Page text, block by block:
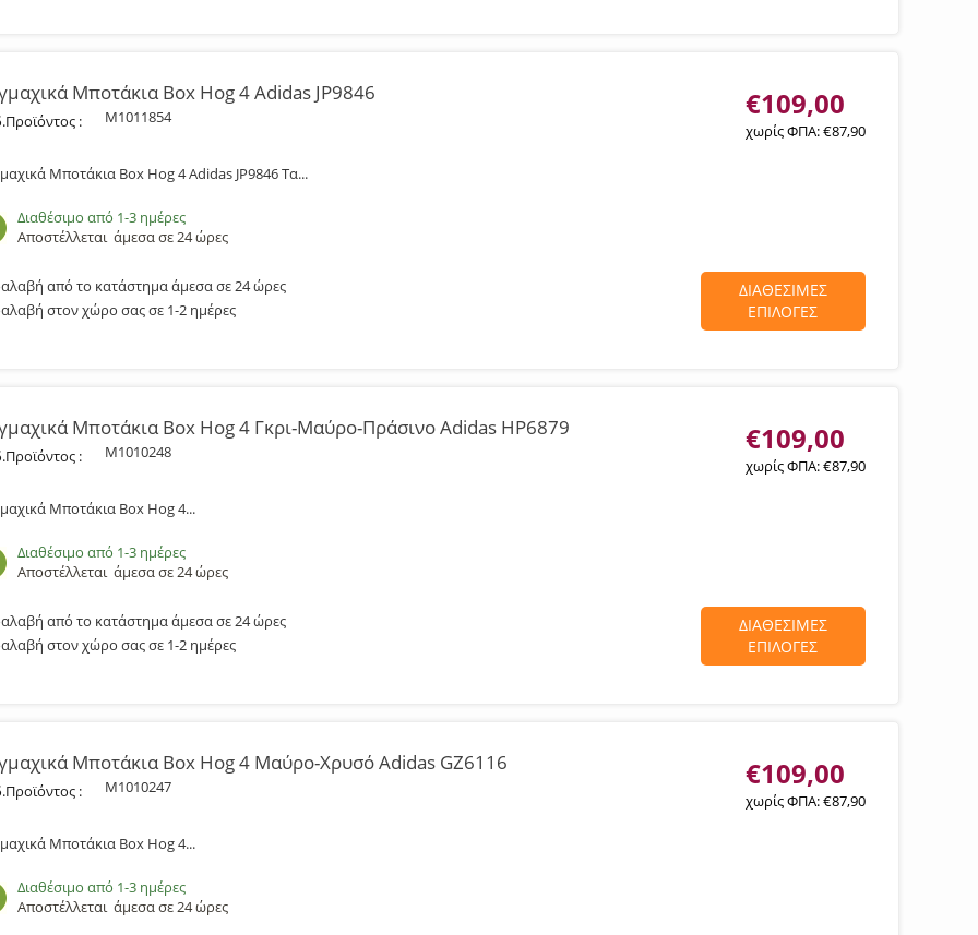
Μποτάκια Box Hog 4 Adidas JP9846
: M1011854 €109,00
χωρίς ΦΠΑ:€87,90
Μποτάκια Box Hog 4 Adidas JP9846 Τα...
Διαθέσιμο από 1-3 ημέρες
Αποστέλλεταιάμεσα σε 24 ώρες
από το κατάστημα άμεσα σε 24 ώρες
στον χώρο σας σε 1-2 ημέρες
ΔΙΑΘΕΣΙΜΕΣ
ΕΠΙΛΟΓΕΣ
Μποτάκια Box Hog 4 Γκρι-Μαύρο-Πράσινο Adidas HP6879
: M1010248 €109,00
χωρίς ΦΠΑ:€87,90
Μποτάκια Box Hog 4...
Διαθέσιμο από 1-3 ημέρες
Αποστέλλεταιάμεσα σε 24 ώρες
από το κατάστημα άμεσα σε 24 ώρες
στον χώρο σας σε 1-2 ημέρες
ΔΙΑΘΕΣΙΜΕΣ
ΕΠΙΛΟΓΕΣ
Μποτάκια Box Hog 4 Μαύρο-Χρυσό Adidas GZ6116
: M1010247 €109,00
χωρίς ΦΠΑ:€87,90
Μποτάκια Box Hog 4...
Διαθέσιμο από 1-3 ημέρες
Αποστέλλεταιάμεσα σε 24 ώρες